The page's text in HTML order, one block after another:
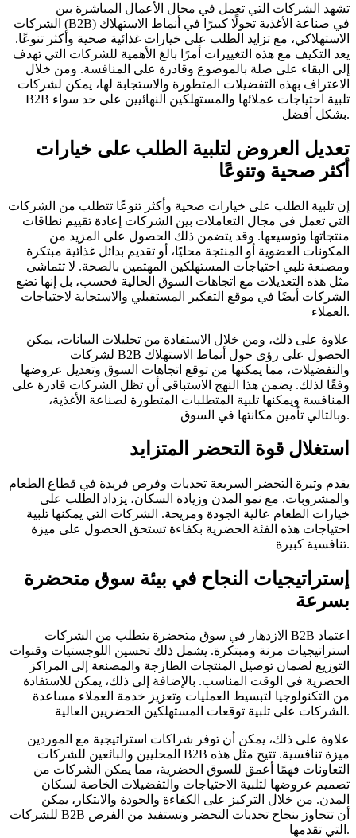
تشهد الشركات التي تعمل في مجال الأعمال المباشرة بين
الشركات (B2B) في صناعة الأغذية تحولًا كبيرًا في أنماط الاستهلاك
الاستهلاكي، مع تزايد الطلب على خيارات غذائية صحية وأكثر تنوعًا.
يعد التكيف مع هذه التغييرات أمرًا بالغ الأهمية للشركات التي تهدف
إلى البقاء على صلة بالموضوع وقادرة على المنافسة. ومن خلال
الاعتراف بهذه التفضيلات المتطورة والاستجابة لها، يمكن لشركات
B2B تلبية احتياجات عملائها والمستهلكين النهائيين على حد سواء
بشكل أفضل.
تعديل العروض لتلبية الطلب على خيارات
أكثر صحية وتنوعًا
إن تلبية الطلب على خيارات صحية وأكثر تنوعًا تتطلب من الشركات
التي تعمل في مجال التعاملات بين الشركات إعادة تقييم نطاقات
منتجاتها وتوسيعها. وقد يتضمن ذلك الحصول على المزيد من
المكونات العضوية أو المنتجة محليًا، أو تقديم بدائل غذائية مبتكرة
ومصنعة تلبي احتياجات المستهلكين المهتمين بالصحة. لا تتماشى
مثل هذه التعديلات مع اتجاهات السوق الحالية فحسب، بل إنها تضع
الشركات أيضًا في موقع التفكير المستقبلي والاستجابة لاحتياجات
العملاء.
علاوة على ذلك، ومن خلال الاستفادة من تحليلات البيانات، يمكن
لشركات B2B الحصول على رؤى حول أنماط الاستهلاك
والتفضيلات، مما يمكنها من توقع اتجاهات السوق وتعديل عروضها
وفقًا لذلك. يضمن هذا النهج الاستباقي أن تظل الشركات قادرة على
المنافسة ويمكنها تلبية المتطلبات المتطورة لصناعة الأغذية،
وبالتالي تأمين مكانتها في السوق.
استغلال قوة التحضر المتزايد
يقدم وتيرة التحضر السريعة تحديات وفرص فريدة في قطاع الطعام
والمشروبات. مع نمو المدن وزيادة السكان، يزداد الطلب على
خيارات الطعام عالية الجودة ومريحة. الشركات التي يمكنها تلبية
احتياجات هذه الفئة الحضرية بكفاءة تستحق الحصول على ميزة
تنافسية كبيرة.
إستراتيجيات النجاح في بيئة سوق متحضرة
بسرعة
الازدهار في سوق متحضرة يتطلب من الشركات B2B اعتماد
استراتيجيات مرنة ومبتكرة. يشمل ذلك تحسين اللوجستيات وقنوات
التوزيع لضمان توصيل المنتجات الطازجة والمصنعة إلى المراكز
الحضرية في الوقت المناسب. بالإضافة إلى ذلك، يمكن للاستفادة
من التكنولوجيا لتبسيط العمليات وتعزيز خدمة العملاء مساعدة
الشركات على تلبية توقعات المستهلكين الحضريين العالية.
علاوة على ذلك، يمكن أن توفر شراكات استراتيجية مع الموردين
المحليين والبائعين للشركات B2B ميزة تنافسية. تتيح مثل هذه
التعاونات فهمًا أعمق للسوق الحضرية، مما يمكن الشركات من
تصميم عروضها لتلبية الاحتياجات والتفضيلات الخاصة لسكان
المدن. من خلال التركيز على الكفاءة والجودة والابتكار، يمكن
للشركات B2B أن تتجاوز بنجاح تحديات التحضر وتستفيد من الفرص
التي تقدمها.